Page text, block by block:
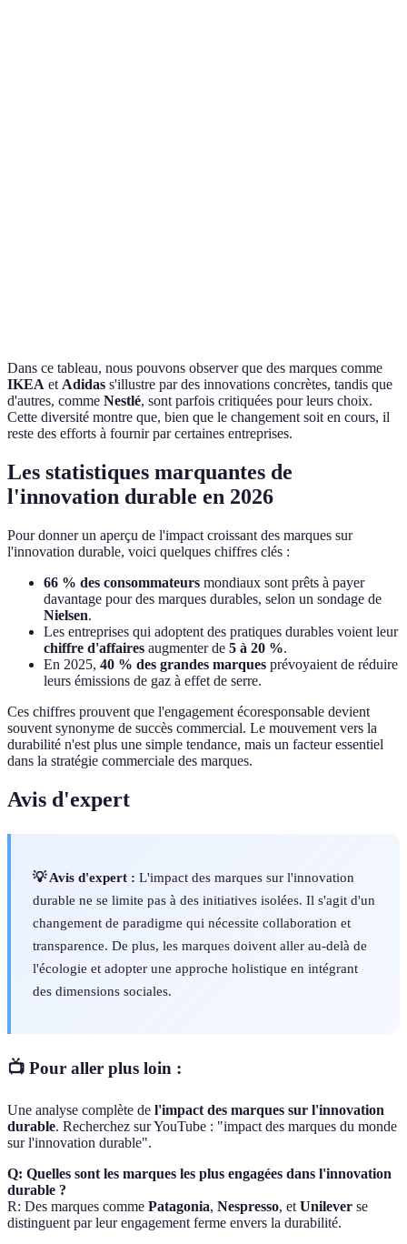
Dans ce tableau, nous pouvons observer que des marques comme
IKEA et Adidas s'illustre par des innovations concrètes, tandis que
d'autres, comme Nestlé, sont parfois critiquées pour leurs choix.
Cette diversité montre que, bien que le changement soit en cours, il
reste des efforts à fournir par certaines entreprises.
Les statistiques marquantes de
l'innovation durable en 2026
Pour donner un aperçu de l'impact croissant des marques sur
l'innovation durable, voici quelques chiffres clés :
66 % des consommateurs mondiaux sont prêts à payer
davantage pour des marques durables, selon un sondage de
Nielsen.
Les entreprises qui adoptent des pratiques durables voient leur
chiffre d'affaires augmenter de 5 à 20 %.
En 2025, 40 % des grandes marques prévoyaient de réduire
leurs émissions de gaz à effet de serre.
Ces chiffres prouvent que l'engagement écoresponsable devient
souvent synonyme de succès commercial. Le mouvement vers la
durabilité n'est plus une simple tendance, mais un facteur essentiel
dans la stratégie commerciale des marques.
Avis d'expert
💡 Avis d'expert : L'impact des marques sur l'innovation
durable ne se limite pas à des initiatives isolées. Il s'agit d'un
changement de paradigme qui nécessite collaboration et
transparence. De plus, les marques doivent aller au-delà de
l'écologie et adopter une approche holistique en intégrant
des dimensions sociales.
📺 Pour aller plus loin :
Une analyse complète de l'impact des marques sur l'innovation
durable. Recherchez sur YouTube : "impact des marques du monde
sur l'innovation durable".
Q: Quelles sont les marques les plus engagées dans l'innovation
durable ?
R: Des marques comme Patagonia, Nespresso, et Unilever se
distinguent par leur engagement ferme envers la durabilité.